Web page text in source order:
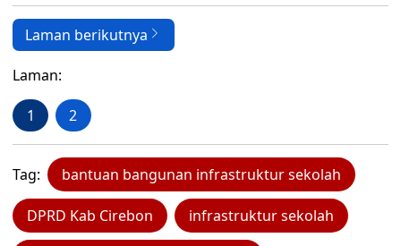
Laman berikutnya
Laman:
1 2
Tag: bantuan bangunan infrastruktur sekolah
DPRD Kab Cirebon infrastruktur sekolah